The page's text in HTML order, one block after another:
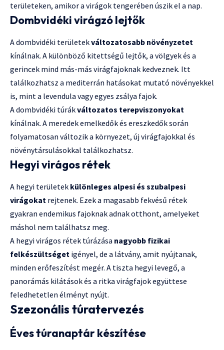
területeken, amikor a virágok tengerében úszik el a nap.
Dombvidéki virágzó lejtők
A dombvidéki területekváltozatosabb növényzetet
kínálnak. A különböző kitettségű lejtők, a völgyek és a
gerincek mind más-más virágfajoknak kedveznek. Itt
találkozhatsz a mediterrán hatásokat mutató növényekkel
is, mint a levendula vagy egyes zsálya fajok.
A dombvidéki túrákváltozatos terepviszonyokat
kínálnak. A meredek emelkedők és ereszkedők során
folyamatosan változik a környezet, új virágfajokkal és
növénytársulásokkal találkozhatsz.
Hegyi virágos rétek
A hegyi területek különleges alpesi és szubalpesi
virágokat rejtenek. Ezek a magasabb fekvésű rétek
gyakran endemikus fajoknak adnak otthont, amelyeket
máshol nem találhatsz meg.
A hegyi virágos rétek túrázása nagyobb fizikai
felkészültséget igényel, de a látvány, amit nyújtanak,
minden erőfeszítést megér. A tiszta hegyi levegő, a
panorámás kilátások és a ritka virágfajok együttese
feledhetetlen élményt nyújt.
Szezonális túratervezés
Éves túranaptár készítése